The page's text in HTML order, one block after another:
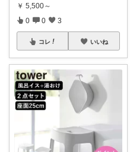
￥ 5,500～
0 0 3
コレ いいね